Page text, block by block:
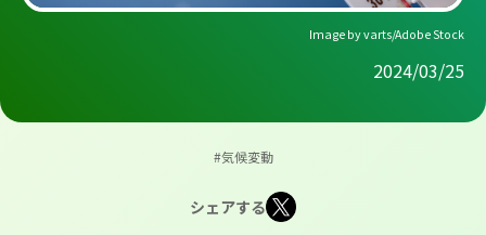
Image by varts/Adobe Stock
2024/03/25
#気候変動
シェアする